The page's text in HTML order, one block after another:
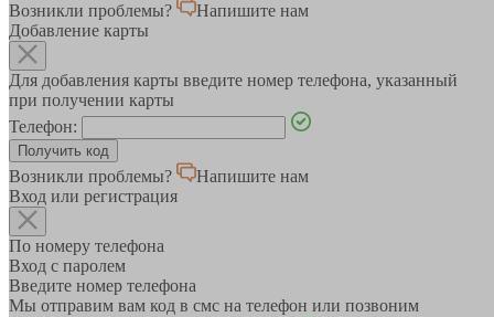
Возникли проблемы?
Напишите нам
Добавление карты
Для добавления карты введите номер телефона, указанный
при получении карты
Телефон:
Возникли проблемы?
Напишите нам
Вход или регистрация
По номеру телефона
Вход с паролем
Введите номер телефона
Мы отправим вам код в смс на телефон или позвоним